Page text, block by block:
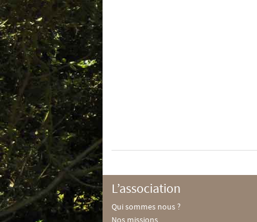
L’association
Qui sommes nous ?
Nos missions